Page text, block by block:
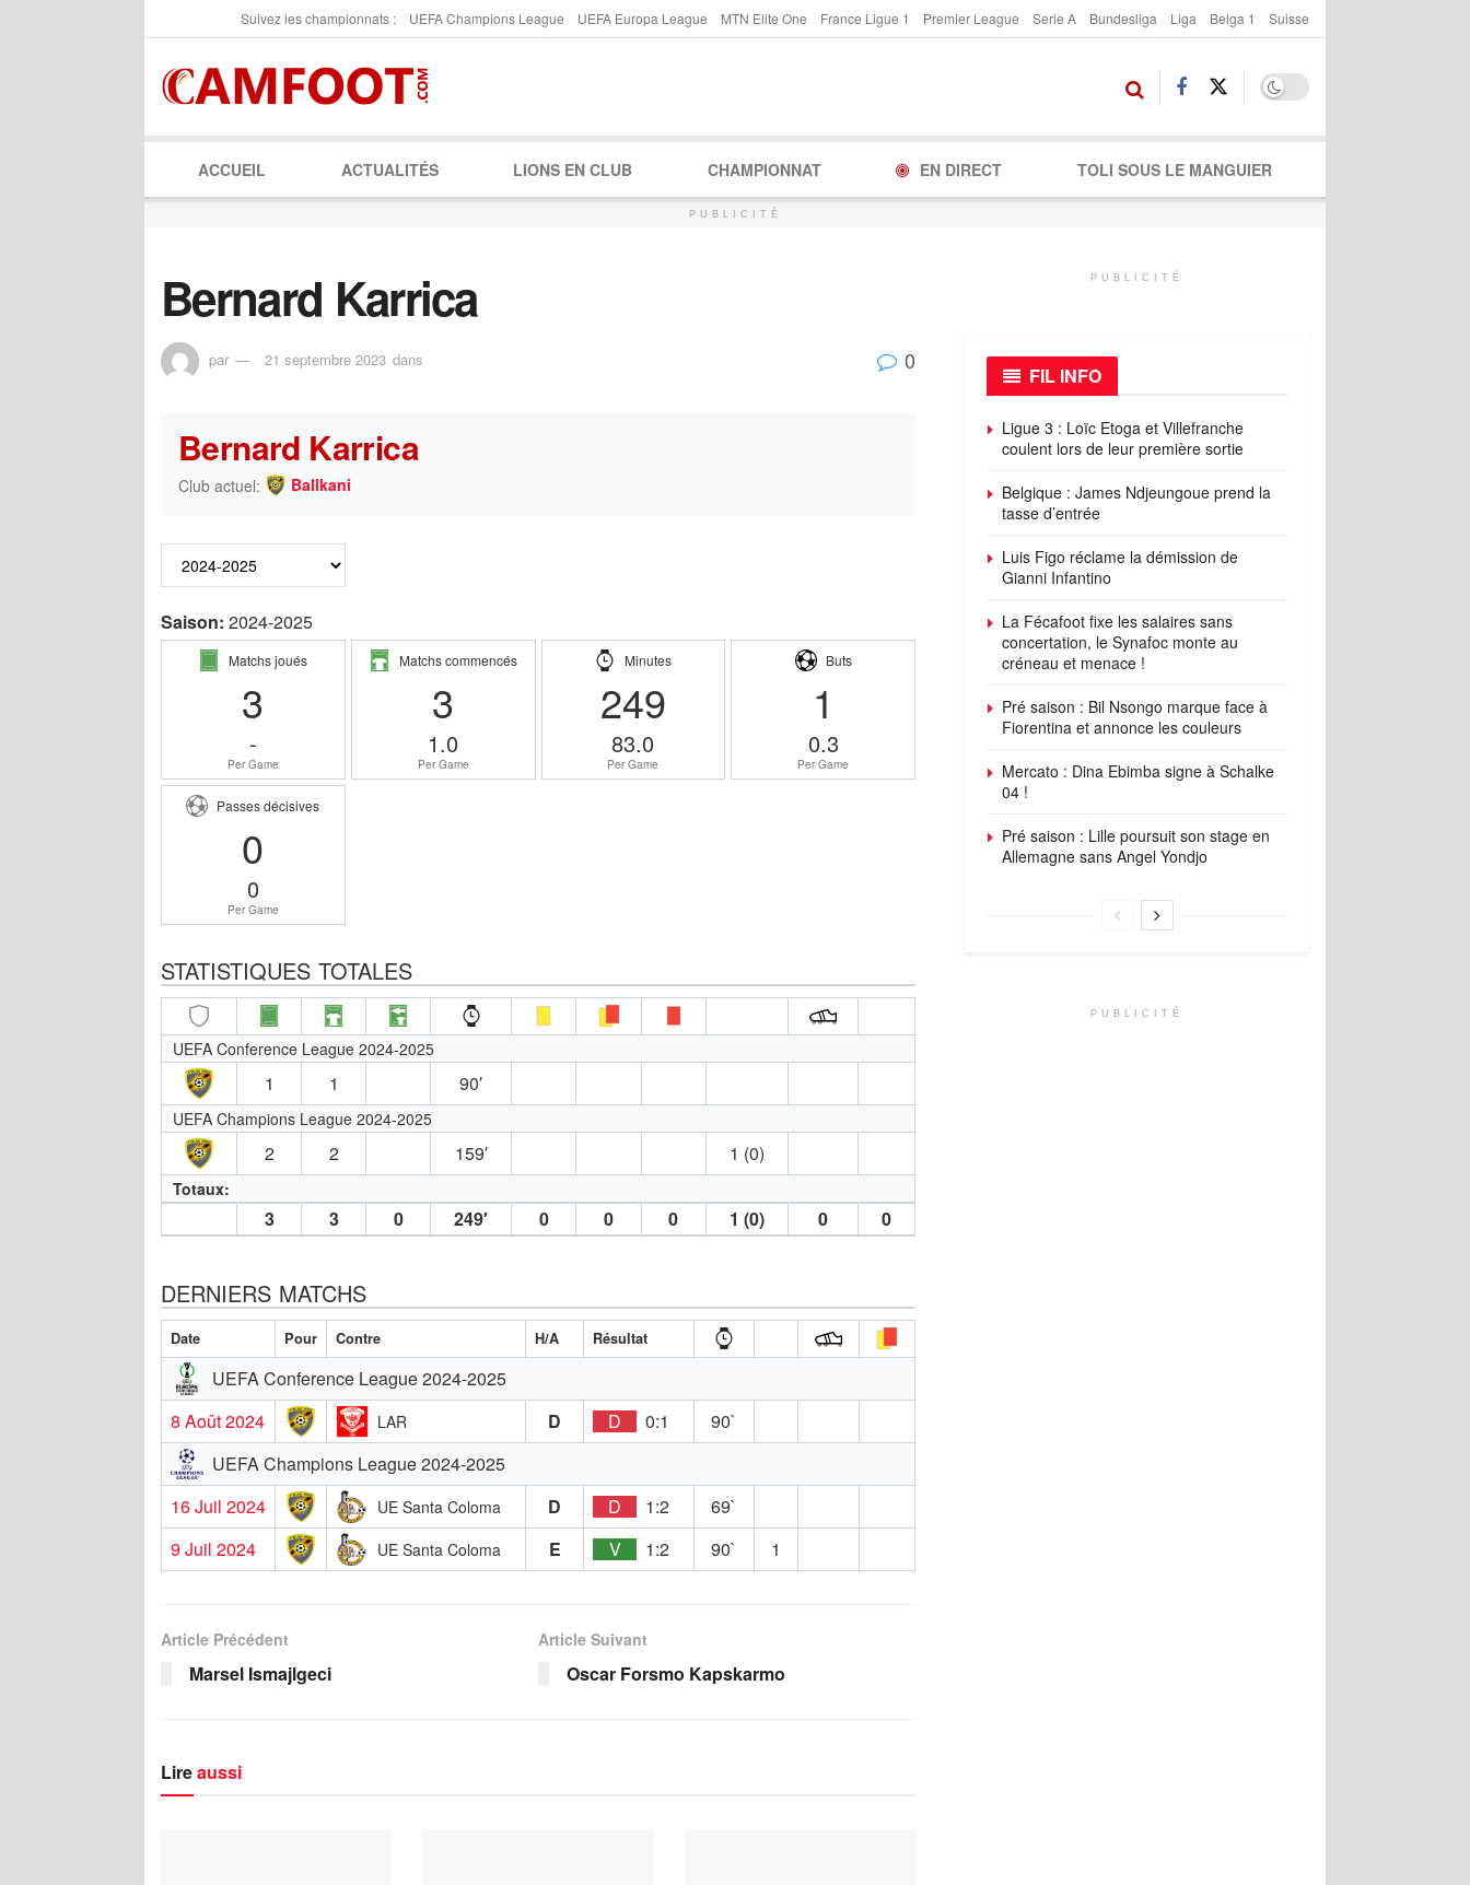
Suivez les championnats : UEFA Champions League UEFA Europa League MTN Elite One France Ligue 1 Premier League Serie A Bundesliga Liga Belga 1 Suisse
ACCUEIL ACTUALITÉS LIONS EN CLUB CHAMPIONNAT EN DIRECT TOLI SOUS LE MANGUIER
PUBLICITÉ
Bernard Karrica
par 21 septembre 2023 dans 0
Bernard Karrica
Club actuel: Ballkani
Saison: 2024-2025
Matchs joués
3
-
Per Game
Matchs commencés
3
1.0
Per Game
Minutes
249
83.0
Per Game
Buts
1
0.3
Per Game
Passes décisives
0
0
Per Game
STATISTIQUES TOTALES
UEFA Conference League 2024-2025
1 1 90′
UEFA Champions League 2024-2025
2 2 159′ 1 (0)
Totaux:
3 3 0 249′ 0 0 0 1 (0) 0 0
DERNIERS MATCHS
Date Pour Contre H/A Résultat
UEFA Conference League 2024-2025
8 Août 2024
LAR D D 0:1
90`
UEFA Champions League 2024-2025
16 Juil 2024
UE Santa Coloma D D 1:2
69`
9 Juil 2024
UE Santa Coloma E V 1:2 90` 1
Article Précédent
Marsel Ismajlgeci
Article Suivant
Oscar Forsmo Kapskarmo
Lireaussi
PUBLICITÉ
FIL INFO
Ligue 3 : Loïc Etoga et Villefranche
coulent lors de leur première sortie
Belgique : James Ndjeungoue prend la
tasse d’entrée
Luis Figo réclame la démission de
Gianni Infantino
La Fécafoot fixe les salaires sans
concertation, le Synafoc monte au
créneau et menace !
Pré saison : Bil Nsongo marque face à
Fiorentina et annonce les couleurs
Mercato : Dina Ebimba signe à Schalke
04 !
Pré saison : Lille poursuit son stage en
Allemagne sans Angel Yondjo
PUBLICITÉ